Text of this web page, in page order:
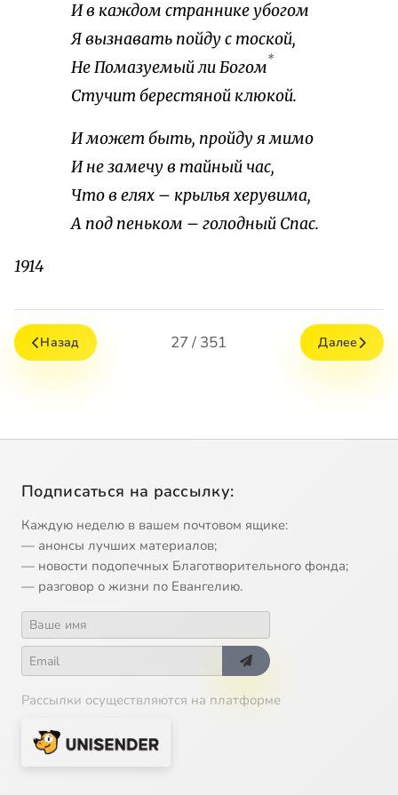
И в каждом страннике убогом
Я вызнавать пойду с тоской,
Не Помазуемый ли Богом*
Стучит берестяной клюкой.
И может быть, пройду я мимо
И не замечу в тайный час,
Что в елях – крылья херувима,
А под пеньком – голодный Спас.
1914
Назад 27 / 351 Далее
Подписаться на рассылку:
Каждую неделю в вашем почтовом ящике:
— анонсы лучших материалов;
— новости подопечных Благотворительного фонда;
— разговор о жизни по Евангелию.
Рассылки осуществляются на платформе